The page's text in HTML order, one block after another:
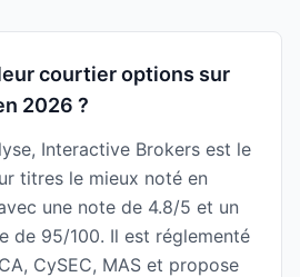
courtier options sur
2026 ?
Interactive Brokers est le
titres le mieux noté en
une note de 4.8/5 et un
de 95/100. Il est réglementé
CySEC, MAS et propose